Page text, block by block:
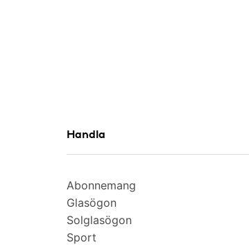
Handla
Abonnemang
Glasögon
Solglasögon
Sport